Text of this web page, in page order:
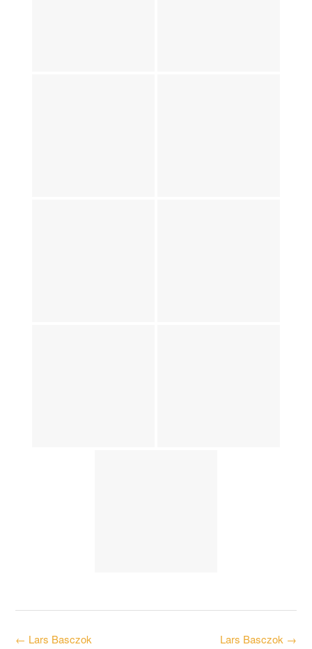
Post Lars Basczok →
← Lars Basczok